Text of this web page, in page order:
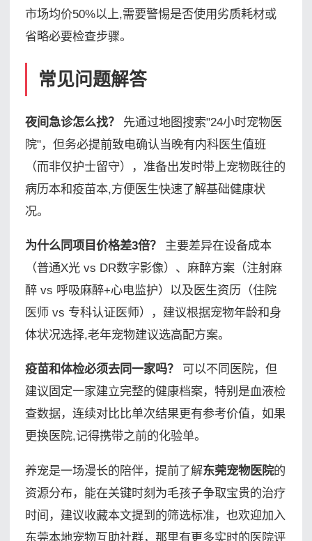
市场均价50%以上,需要警惕是否使用劣质耗材或
省略必要检查步骤。
常见问题解答
夜间急诊怎么找？
先通过地图搜索"24小时宠物医
院"，但务必提前致电确认当晚有内科医生值班
（而非仅护士留守），准备出发时带上宠物既往的
病历本和疫苗本,方便医生快速了解基础健康状
况。
为什么同项目价格差3倍？
主要差异在设备成本
（普通X光 vs DR数字影像）、麻醉方案（注射麻
醉 vs 呼吸麻醉+心电监护）以及医生资历（住院
医师 vs 专科认证医师），建议根据宠物年龄和身
体状况选择,老年宠物建议选高配方案。
疫苗和体检必须去同一家吗？
可以不同医院，但
建议固定一家建立完整的健康档案，特别是血液检
查数据，连续对比比单次结果更有参考价值，如果
更换医院,记得携带之前的化验单。
养宠是一场漫长的陪伴，提前了解东莞宠物医院的
资源分布，能在关键时刻为毛孩子争取宝贵的治疗
时间，建议收藏本文提到的筛选标准，也欢迎加入
东莞本地宠物互助社群，那里有更多实时的医院评